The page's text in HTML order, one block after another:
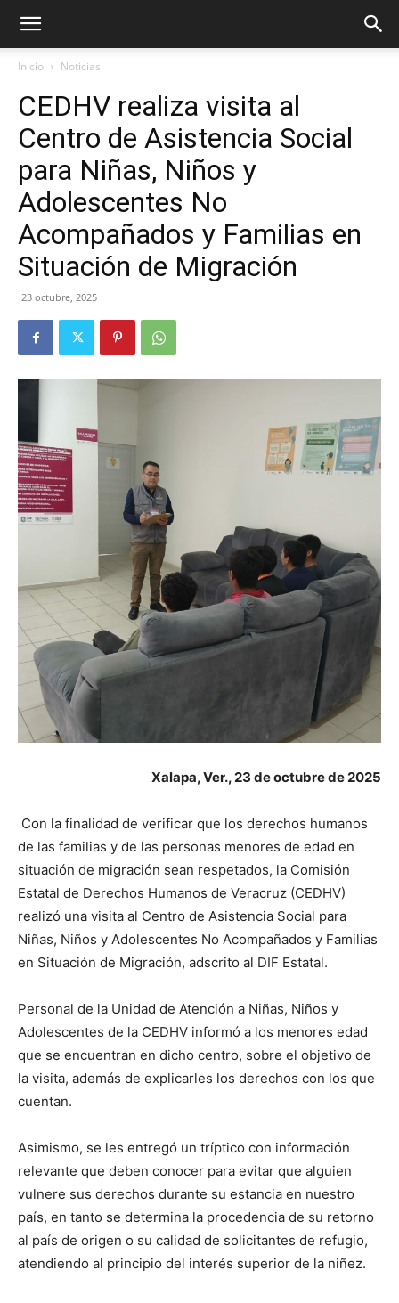
Inicio Noticias
CEDHV realiza visita al
Centro de Asistencia Social
para Niñas, Niños y
Adolescentes No
Acompañados y Familias en
Situación de Migración
23 octubre, 2025
Xalapa, Ver., 23 de octubre de 2025
Con la finalidad de verificar que los derechos humanos
de las familias y de las personas menores de edad en
situación de migración sean respetados, la Comisión
Estatal de Derechos Humanos de Veracruz (CEDHV)
realizó una visita al Centro de Asistencia Social para
Niñas, Niños y Adolescentes No Acompañados y Familias
en Situación de Migración, adscrito al DIF Estatal.
Personal de la Unidad de Atención a Niñas, Niños y
Adolescentes de la CEDHV informó a los menores edad
que se encuentran en dicho centro, sobre el objetivo de
la visita, además de explicarles los derechos con los que
cuentan.
Asimismo, se les entregó un tríptico con información
relevante que deben conocer para evitar que alguien
vulnere sus derechos durante su estancia en nuestro
país, en tanto se determina la procedencia de su retorno
al país de origen o su calidad de solicitantes de refugio,
atendiendo al principio del interés superior de la niñez.